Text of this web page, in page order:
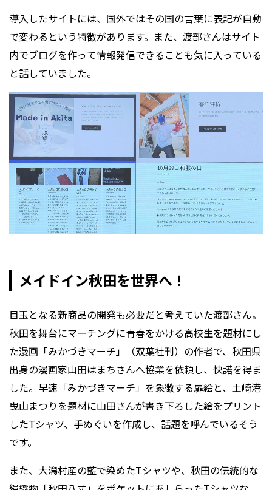
導入したサイトには、国外ではその国の言葉に表記が自動
で変わるという特徴があります。また、渡部さんはサイト
内でブログを作って情報発信できることも気に入っている
と話していました。
メイドイン秋田を世界へ！
目玉となる新商品の開発も必要だと考えていた渡部さん。
秋田を舞台にマーチングに青春をかける高校生を題材にし
た漫画「みかづきマーチ」（双葉社刊）の作者で、秋田県
出身の漫画家山田はまちさんへ協業を依頼し、快諾を得ま
した。早速「みかづきマーチ」を象徴する扉絵と、土崎港
曳山まつりを題材に山田さんが書き下ろした絵をプリント
したTシャツ、手ぬぐいを作成し、話題を呼んでいるそう
です。
また、大潟村産の藍で染めたTシャツや、秋田の伝統的な